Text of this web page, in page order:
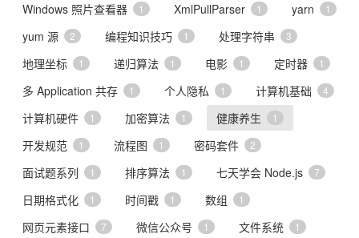
Windows 照片查看器 1 XmlPullParser 1 yarn 1
yum 源 2 编程知识技巧 1 处理字符串 3
地理坐标 1 递归算法 1 电影 1 定时器 1
多 Application 共存 1 个人隐私 1 计算机基础 4
计算机硬件 1 加密算法 1 健康养生 1
开发规范 1 流程图 1 密码套件 2
面试题系列 1 排序算法 1 七天学会 Node.js 7
日期格式化 1 时间戳 1 数组 1
网页元素接口 7 微信公众号 1 文件系统 1